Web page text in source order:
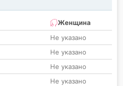
Женщина
Не указано
Не указано
Не указано
Не указано